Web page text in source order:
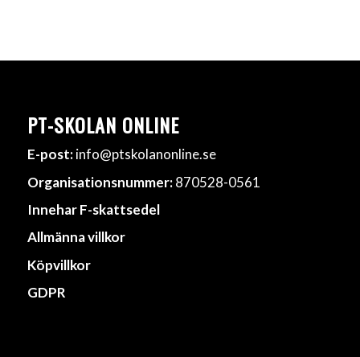
PT-SKOLAN ONLINE
E-post: info@ptskolanonline.se
Organisationsnummer: 870528-0561
Innehar F-skattsedel
Allmänna villkor
Köpvillkor
GDPR